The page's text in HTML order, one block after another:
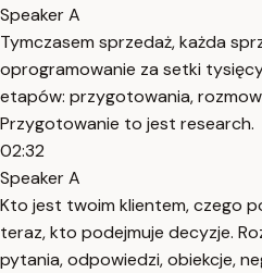
Speaker A
Tymczasem sprzedaż, każda
oprogramowanie za setki
etapów: przygotowania,
Przygotowanie to jest research.
02:32
Speaker A
Kto jest twoim klientem, czego
teraz, kto podejmuje decyzje.
pytania, odpowiedzi, obiekcje,